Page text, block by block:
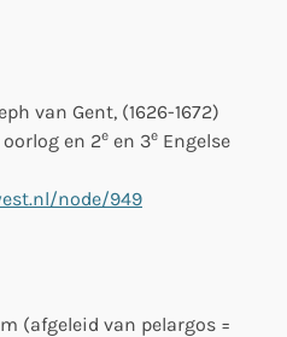
van Gent, (1626-1672)
oorlog en 2e en 3e Engelse
node/949
(afgeleid van pelargos =